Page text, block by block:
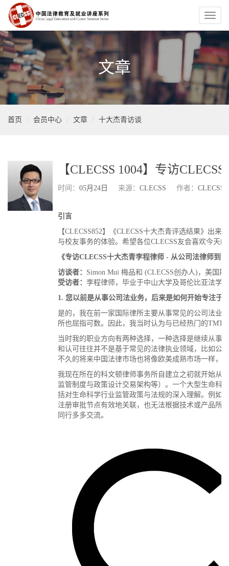
Toggle
文章
首页 会员中心 文章 十大杰青访谈
【CLECSS 1004】专访
时间： 05月24日 来源： CLECSS 作者： CLECSS
引言
【CLECSS852】《CLECSS十大杰青评选结果》出
与校友事务的体验。希望各位CLECSS友会喜欢今天
《专访CLECSS十大杰青李程律师 - 从公司法律师到
访谈者： Simon Mui 梅品和 (CLECSS创办人)，美国
受访者： 李程律师，毕业于中山大学及哥伦比亚法学
1. 您以前是从事公司法业务，后来是如何开始专注于
是的，我在前一家国际律所主要从事常见的公司法业
所也屈指可数。因此，我当时认为与已经热门的TMT
当时我的职业方向有两种选择，一种选择是继续从事
和认可往往并不是基于常见的法律执业领域，比如公
不久的将来中国法律市场也将像欧美成熟市场一样，
我现在所在的科文顿律师事务所自建立之初就开始从
监管制度与政策设计交易架构等）。一个大型生命科
括对生命科学行业监管政策与法规的深入理解。例如
注册审批节点有效地关联，也无法根据技术或产品所
同行多多交流。